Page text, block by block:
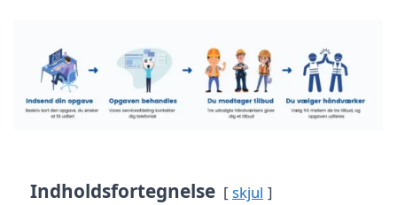
Indholdsfortegnelse skjul